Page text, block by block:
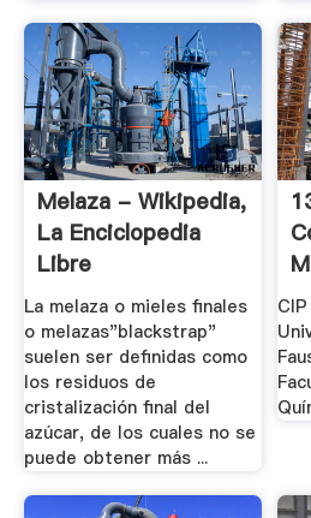
Melaza - Wikipedia,
La Enciclopedia
Libre
La melaza o mieles finales
o melazas"blackstrap"
suelen ser definidas como
los residuos de
cristalización final del
azúcar, de los cuales no se
puede obtener más ...